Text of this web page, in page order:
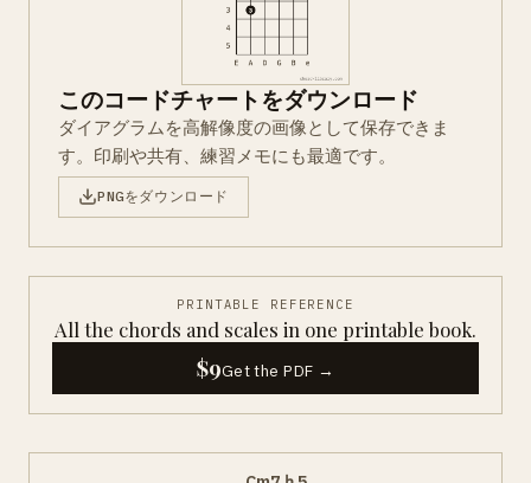
このコードチャートをダウンロード
ダイアグラムを高解像度の画像として保存できま
す。印刷や共有、練習メモにも最適です。
PNGをダウンロード
PRINTABLE REFERENCE
All the chords and scales in one printable book.
$9Get the PDF →